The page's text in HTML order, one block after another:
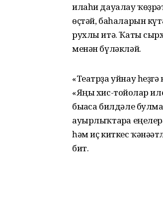
илаһи дауалау
өҫтәй, баһаларын
рухлы итә. Ҡаты
менән бүләкләй.
«Театрҙа уйнау
«Яңы хис-тойғолар
бығаса билдәле
ауырлыҡтарға
һәм иҫ киткес
бит.